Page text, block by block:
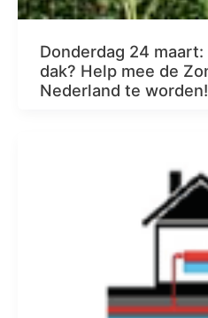
Donderdag 24
dak? Help mee de
Nederland te worden!